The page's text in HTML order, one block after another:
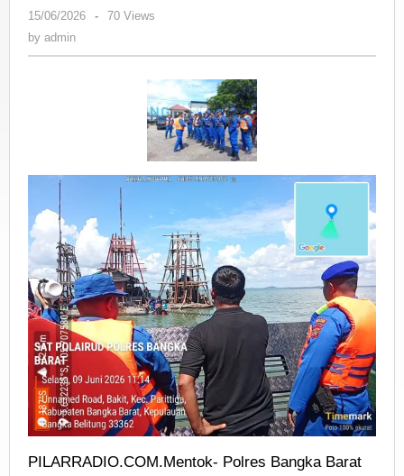
Kelabat
Dalam,
Empat
Unit
Berhasil
Diamankan
15/06/2026
by
-
70 Views
by admin
PILARRADIO.COM.Mentok- Polres Bangka Barat